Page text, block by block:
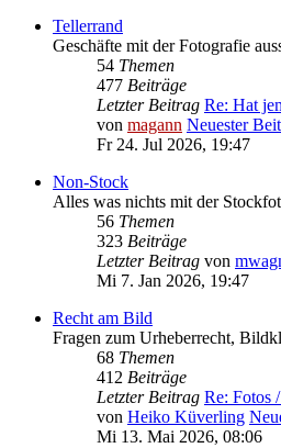
Tellerrand
Geschäfte mit der Fotografie
54 Themen
477 Beiträge
Letzter Beitrag Re: Hat
von magann Neuester
Fr 24. Jul 2026, 19:47
Non-Stock
Alles was nichts mit der
56 Themen
323 Beiträge
Letzter Beitrag von
Mi 7. Jan 2026, 19:47
Recht am Bild
Fragen zum Urheberrecht,
68 Themen
412 Beiträge
Letzter Beitrag Re: Fotos
von Heiko Küverling
Mi 13. Mai 2026, 08:06